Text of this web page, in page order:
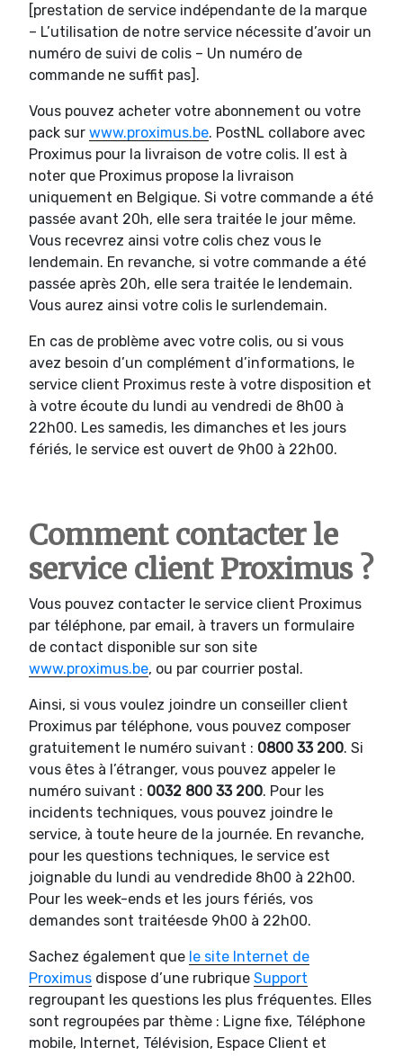
[prestation de service indépendante de la marque
– L’utilisation de notre service nécessite d’avoir un
numéro de suivi de colis – Un numéro de
commande ne suffit pas].
Vous pouvez acheter votre abonnement ou votre
pack sur www.proximus.be. PostNL collabore avec
Proximus pour la livraison de votre colis. Il est à
noter que Proximus propose la livraison
uniquement en Belgique. Si votre commande a été
passée avant 20h, elle sera traitée le jour même.
Vous recevrez ainsi votre colis chez vous le
lendemain. En revanche, si votre commande a été
passée après 20h, elle sera traitée le lendemain.
Vous aurez ainsi votre colis le surlendemain.
En cas de problème avec votre colis, ou si vous
avez besoin d’un complément d’informations, le
service client Proximus reste à votre disposition et
à votre écoute du lundi au vendredi de 8h00 à
22h00. Les samedis, les dimanches et les jours
fériés, le service est ouvert de 9h00 à 22h00.
Comment contacter le
service client Proximus ?
Vous pouvez contacter le service client Proximus
par téléphone, par email, à travers un formulaire
de contact disponible sur son site
www.proximus.be, ou par courrier postal.
Ainsi, si vous voulez joindre un conseiller client
Proximus par téléphone, vous pouvez composer
gratuitement le numéro suivant : 0800 33 200. Si
vous êtes à l’étranger, vous pouvez appeler le
numéro suivant : 0032 800 33 200. Pour les
incidents techniques, vous pouvez joindre le
service, à toute heure de la journée. En revanche,
pour les questions techniques, le service est
joignable du lundi au vendredide 8h00 à 22h00.
Pour les week-ends et les jours fériés, vos
demandes sont traitéesde 9h00 à 22h00.
Sachez également que le site Internet de
Proximus dispose d’une rubrique Support
regroupant les questions les plus fréquentes. Elles
sont regroupées par thème : Ligne fixe, Téléphone
mobile, Internet, Télévision, Espace Client et